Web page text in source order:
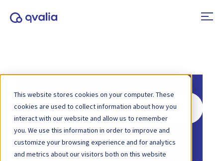
This website stores cookies on your computer. These
cookies are used to collect information about how you
interact with our website and allow us to remember
you. We use this information in order to improve and
customize your browsing experience and for analytics
and metrics about our visitors both on this website
Zoeken
naar
Home Kennisbank